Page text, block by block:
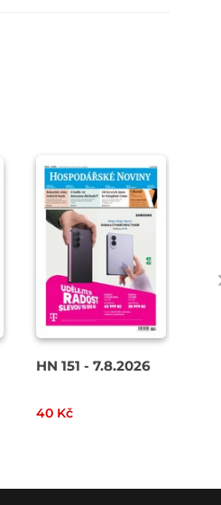
HN 151 - 7.8.2026
40 Kč